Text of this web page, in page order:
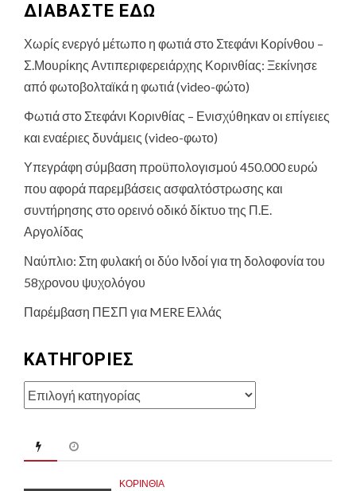
ΔΙΑΒΑΣΤΕ ΕΔΩ
Χωρίς ενεργό μέτωπο η φωτιά στο Στεφάνι Κορίνθου –
Σ.Μουρίκης Αντιπεριφερειάρχης Κορινθίας: Ξεκίνησε
από φωτοβολταϊκά η φωτιά (video-φώτο)
Φωτιά στο Στεφάνι Κορινθίας – Ενισχύθηκαν οι επίγειες
και εναέριες δυνάμεις (video-φωτο)
Υπεγράφη σύμβαση προϋπολογισμού 450.000 ευρώ
που αφορά παρεμβάσεις ασφαλτόστρωσης και
συντήρησης στο ορεινό οδικό δίκτυο της Π.Ε.
Αργολίδας
Ναύπλιο: Στη φυλακή οι δύο Ινδοί για τη δολοφονία του
58χρονου ψυχολόγου
Παρέμβαση ΠΕΣΠ για MERE Ελλάς
KΑΤΗΓΟΡΊΕΣ
Kατηγορίες
ΚΟΡΙΝΘΊΑ